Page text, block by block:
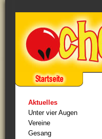
Aktuelles
Unter vier Augen
Vereine
Gesang